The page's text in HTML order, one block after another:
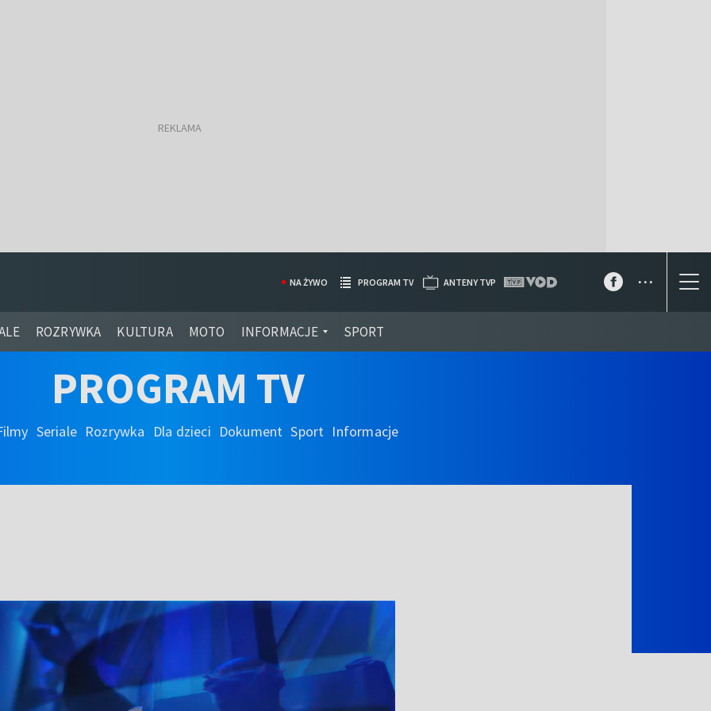
ROZRYWKA KULTURA MOTO INFORMACJE SPORT
NA ŻYWO PROGRAM TV ANTENY TVP ...
PROGRAM TV
Seriale Rozrywka Dla dzieci Dokument Sport Informacje